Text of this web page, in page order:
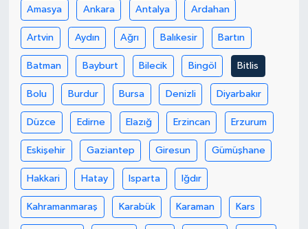
Amasya Ankara Antalya Ardahan
Artvin Aydın Ağrı Balıkesir Bartın
Batman Bayburt Bilecik Bingöl Bitlis
Bolu Burdur Bursa Denizli Diyarbakır
Düzce Edirne Elazığ Erzincan Erzurum
Eskişehir Gaziantep Giresun Gümüşhane
Hakkari Hatay Isparta Iğdır
Kahramanmaraş Karabük Karaman Kars